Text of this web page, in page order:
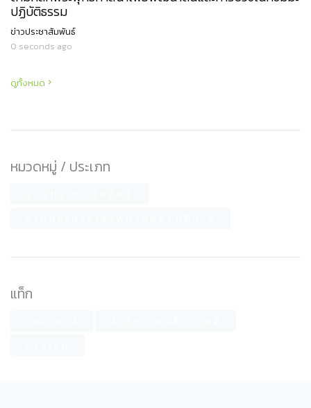
ปฏิบัติธรรม
ข่าวประชาสัมพันธ์
0 seconds ago
ดูทั้งหมด
หมวดหมู่ / ประเภท
แท็ก